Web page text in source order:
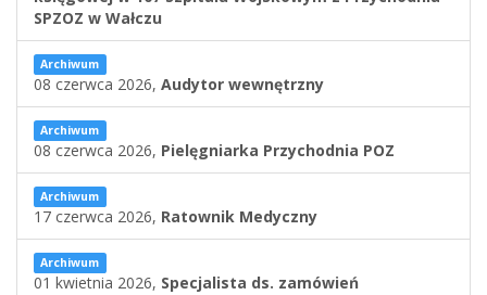
SPZOZ w Wałczu
Archiwum
08 czerwca 2026, Audytor wewnętrzny
Archiwum
08 czerwca 2026, Pielęgniarka Przychodnia POZ
Archiwum
17 czerwca 2026, Ratownik Medyczny
Archiwum
01 kwietnia 2026, Specjalista ds. zamówień